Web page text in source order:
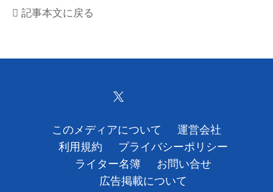
お問い合せ
広告掲載について
記事本文に戻る
このメディアについて
運営会社
利用規約
プライバシーポリシー
ライター名簿
お問い合せ
広告掲載について